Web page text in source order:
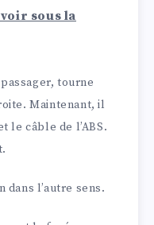
sous la
tourne
Maintenant, il
le câble de l’ABS.
dans l’autre sens.